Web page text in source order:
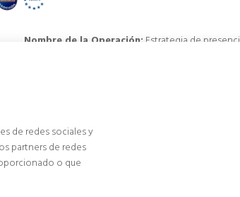
de redes sociales y
partners de redes
o que
Nombre de la Operación: Estrategia de
Aumento de la competitividad de